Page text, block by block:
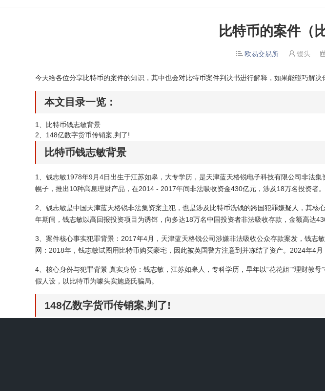
比特币的案件（
 欧易交易所  馒头
今天给各位分享比特币的案件的知识，其中也会对比特币案件判决书进行解释，如果能碰巧解
本文目录一览：
1、
比特币钱志敏背景
2、 148亿数字货币传销案,判了!
比特币钱志敏背景
1、钱志敏1978年9月4日出生于江苏如皋，大专学历，是天津蓝天格锐电子科技有限公司非法集
幌子，推出10种高息理财产品，在2014 - 2017年间非法吸收资金430亿元，涉及18万名投资者。
2、钱志敏是中国天津蓝天格锐非法集资案主犯，也是涉及比特币洗钱的跨国犯罪嫌疑人，其
年期间，钱志敏以高回报投资项目为诱饵，向多达18万名中国投资者非法吸收存款，金额高达
3、案件核心事实犯罪背景：2017年4月，天津蓝天格锐公司涉嫌非法吸收公众存款案发，钱
网：2018年，钱志敏试图用比特币购买豪宅，因此被英国警方注意到并冻结了资产。2024年4月
4、核心身份与犯罪背景 真实身份：钱志敏，江苏如皋人，专科学历，早年以“花花姐”“理财教
假人设，以比特币为噱头实施庞氏骗局。
148亿数字货币传销案,判了!